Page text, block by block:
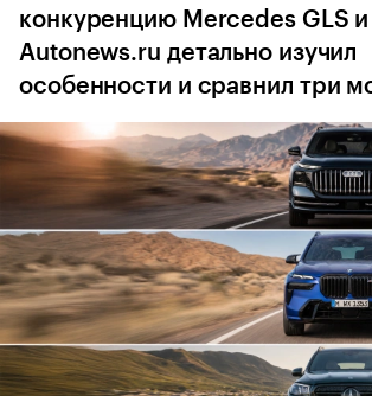
конкуренцию Mercedes GLS и
Autonews.ru детально изучил
особенности и сравнил три